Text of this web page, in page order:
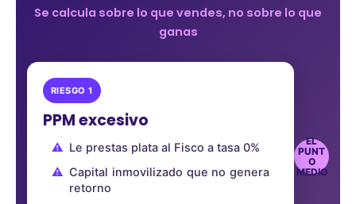
Se calcula sobre lo que vendes, no sobre lo que
ganas
RIESGO 1
PPM excesivo
Le prestas plata al Fisco a tasa 0%
Capital inmovilizado que no genera
retorno
EL
PUNT
O
MEDIO